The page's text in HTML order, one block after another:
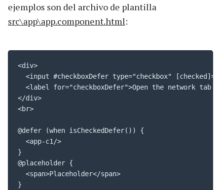
ejemplos son del archivo de plantilla
src\app\app.component.html:
<div>
<input #checkboxDefer type="checkbox"
<label for="checkboxDefer">Open the network tab
</div>
<br>
@defer (when isCheckedDefer()) {
  <app-c1/>
}
@placeholder {
  <span>Placeholder</span>
}